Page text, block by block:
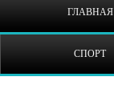
ГЛАВНАЯ
СПОРТ